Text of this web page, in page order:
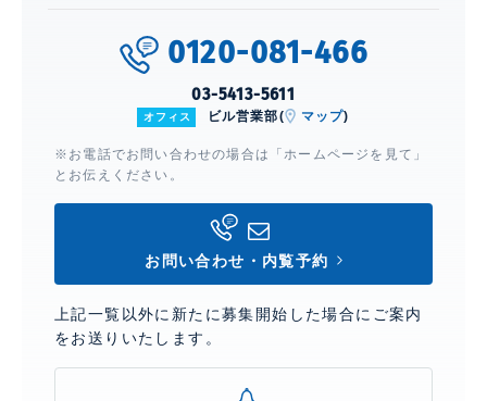
0120-081-466
03-5413-5611
オフィス ビル営業部( マップ)
※お電話でお問い合わせの場合は「ホームページを見て」
とお伝えください。
お問い合わせ・内覧予約
上記一覧以外に新たに募集開始した場合にご案内
をお送りいたします。